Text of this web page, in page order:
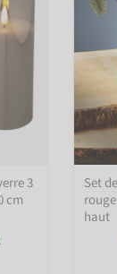
3
cm
Set
haut